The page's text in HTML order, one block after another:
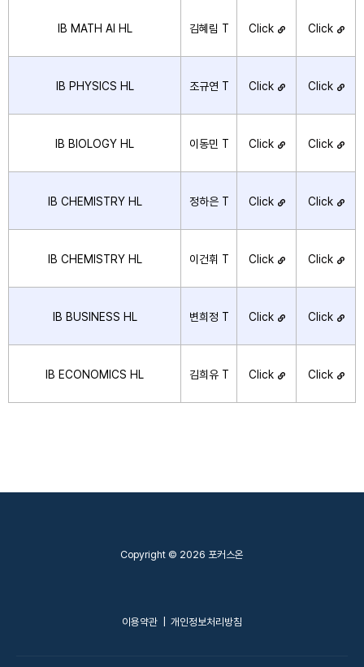
IB MATH AI HL 김혜림 T Click Click
IB PHYSICS HL 조규연 T Click Click
IB BIOLOGY HL 이동민 T Click Click
IB CHEMISTRY HL 정하은 T Click Click
IB CHEMISTRY HL 이건휘 T Click Click
IB BUSINESS HL 변희정 T Click Click
IB ECONOMICS HL 김희유 T Click Click
Copyright © 2026 포커스온
이용약관 개인정보처리방침